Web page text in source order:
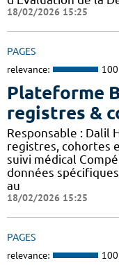
18/02/2026 15:25
PAGES
relevance:
Plateforme
registres &
Responsable : Dalil
registres, cohortes
suivi médical
données
au
18/02/2026 15:25
PAGES
relevance: